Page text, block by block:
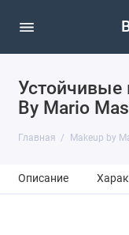
Устойчивые
By Mario
Главная Makeup by
Описание